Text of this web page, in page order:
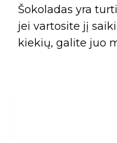
Šokoladas yra
jei vartosite jį
kiekių, galite juo